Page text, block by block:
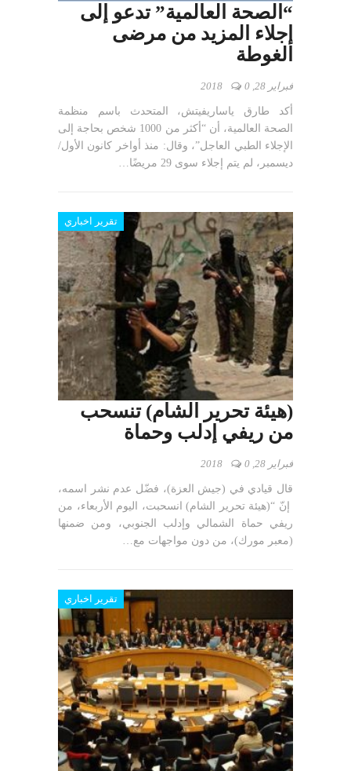
“الصحة العالمية” تدعو إلى
إجلاء المزيد من مرضى
الغوطة
فبراير 28, 2018 0
أكد طارق ياساريفيتش، المتحدث باسم منظمة
الصحة العالمية، أن “أكثر من 1000 شخص بحاجة إلى
الإجلاء الطبي العاجل”، وقال: منذ أواخر كانون الأول/
ديسمبر، لم يتم إجلاء سوى 29 مريضًا…
تقرير اخباري
(هيئة تحرير الشام) تنسحب
من ريفي إدلب وحماة
فبراير 28, 2018 0
قال قيادي في (جيش العزة)، فضّل عدم نشر اسمه،
إنّ “(هيئة تحرير الشام) انسحبت، اليوم الأربعاء، من
ريفي حماة الشمالي وإدلب الجنوبي، ومن ضمنها
(معبر مورك)، من دون مواجهات مع…
تقرير اخباري